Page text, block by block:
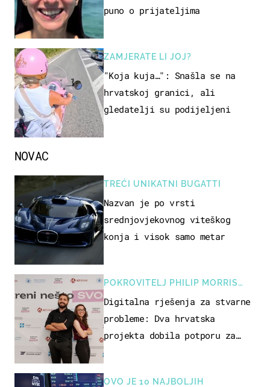
puno o prijateljima
ZAMJERATE LI JOJ?
"Koja kuja…": Snašla se na
hrvatskoj granici, ali
gledatelji su podijeljeni
NOVAC
TREĆI UNIKATNI BUGATTI
Nazvan je po vrsti
srednjovjekovnog viteškog
konja i visok samo metar
POKROVITELJ PHILIP MORRIS
ZAGREB
Digitalna rješenja za stvarne
probleme: Dva hrvatska
projekta dobila potporu za
OVO JE 10 NAJBOLJIH